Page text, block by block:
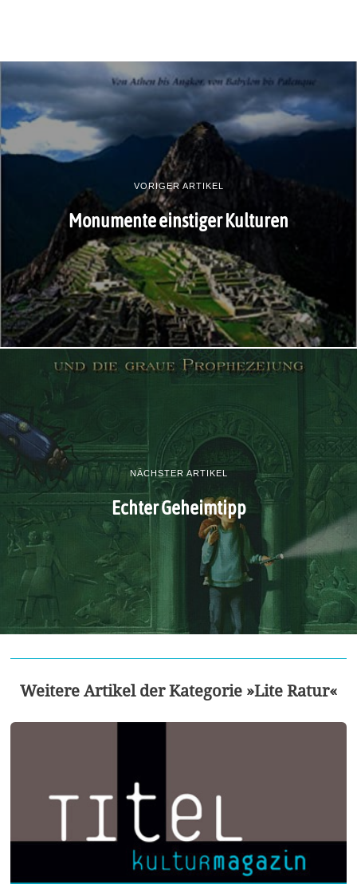
VORIGER ARTIKEL
Monumente einstiger Kulturen
NÄCHSTER ARTIKEL
Echter Geheimtipp
Weitere Artikel der Kategorie »Lite Ratur«